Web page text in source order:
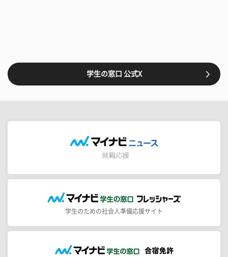
学生の窓口 公式X
学生のための社会人準備応援サイト